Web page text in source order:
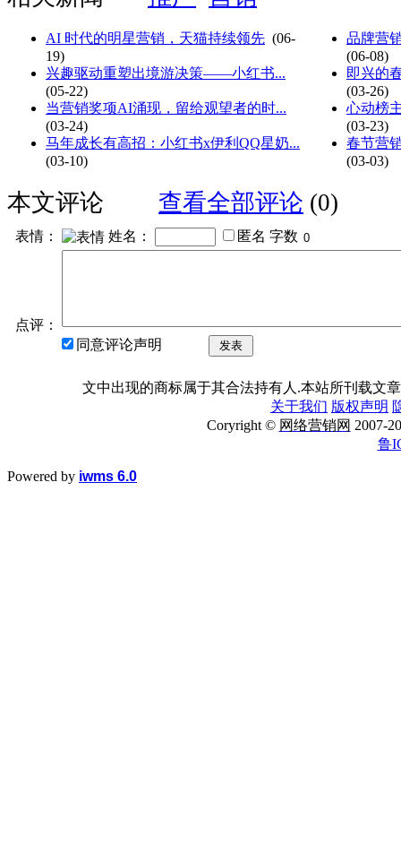
AI 时代的明星营销，天猫持续领先 (06-
19)
兴趣驱动重塑出境游决策——小红书...
(05-22)
当营销奖项AI涌现，留给观望者的时...
(03-24)
马年成长有高招：小红书x伊利QQ星奶...
(03-10)
品牌营
(06-08)
即兴的
(03-26)
心动榜
(03-23)
春节营
(03-03)
本文评论 查看全部评论 (0)
表情： 姓名： 匿名 字数
点评：
同意评论声明
发表
文中出现的商标属于其合法持有人.本站所刊载文
关于我们 版权声明
Coryright © 网络营销网 2007-
鲁
Powered by iwms 6.0